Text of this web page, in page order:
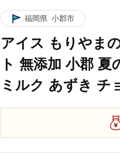
福岡県 小郡市
アイス もりやま
ト 無添加 小郡
ミルク あずき チ